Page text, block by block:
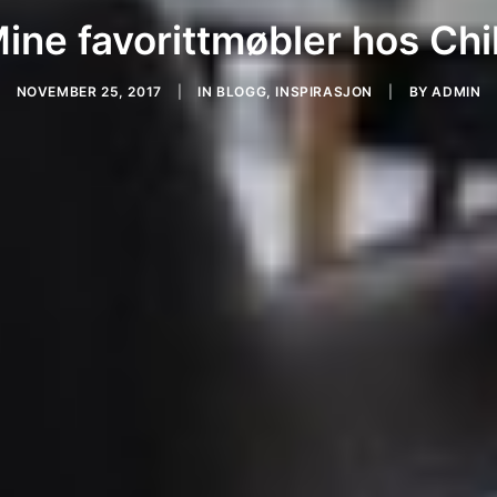
favorittmøbler hos
NOVEMBER 25, 2017 INBLOGG, INSPIRASJON BYADMIN